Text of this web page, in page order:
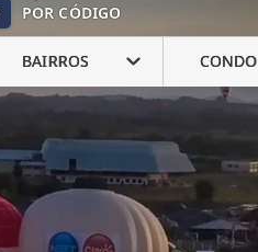
POR CÓDIGO
BAIRROS